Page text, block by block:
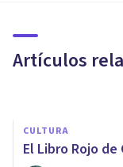
Artículos
Gustav
CULTURA
​El Libro Rojo